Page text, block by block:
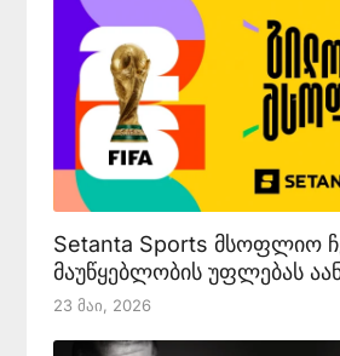
Setanta Sports მსოფლიო
მაუწყებლობის უფლებას
23 Მაი, 2026